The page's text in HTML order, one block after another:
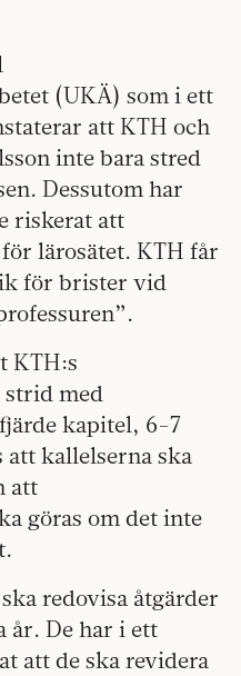
(UKÄ) som i ett
att KTH och
inte bara stred
Dessutom har
riskerat att
lärosätet. KTH får
för brister vid
KTH:s
strid med
kapitel, 6-7
att kallelserna ska
att
göras om det inte
redovisa åtgärder
år. De har i ett
att de ska revidera